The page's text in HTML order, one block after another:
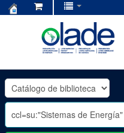
OLADE
-